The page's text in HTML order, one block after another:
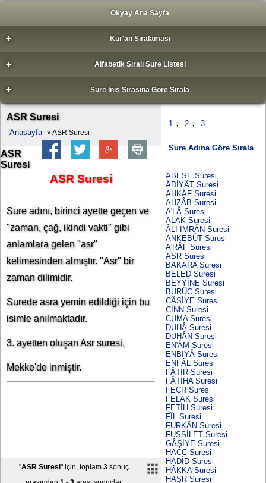
Okyay Ana Sayfa
+ Kur'an Sıralaması
+ Alfabetik Sıralı Sure Listesi
+ Sure İniş Sırasına Göre Sırala
ASR Suresi
Anasayfa » ASR Suresi
ASR
Suresi
ASR Suresi
Sure adını, birinci ayette geçen ve
"zaman, çağ, ikindi vakti" gibi
anlamlara gelen "asr"
kelimesinden almıştır. "Asr" bir
zaman dilimidir.
Surede asra yemin edildiği için bu
isimle anılmaktadır.
3. ayetten oluşan Asr suresi,
Mekke'de inmiştir.
"ASR Suresi" için, toplam 3sonuç
1 , 2 , 3
Sure Adına Göre Sırala
ABESE Suresi
ÂDİYÂT Suresi
AHKÂF Suresi
AHZÂB Suresi
A'LÂ Suresi
ALAK Suresi
ÂLİ İMRÂN Suresi
ANKEBÛT Suresi
A'RÂF Suresi
ASR Suresi
BAKARA Suresi
BELED Suresi
BEYYİNE Suresi
BURÛC Suresi
CÂSİYE Suresi
CİNN Suresi
CUMA Suresi
DUHÂ Suresi
DUHÂN Suresi
EN'ÂM Suresi
ENBİYÂ Suresi
ENFÂL Suresi
FÂTIR Suresi
FÂTİHA Suresi
FECR Suresi
FELAK Suresi
FETİH Suresi
FÎL Suresi
FURKÂN Suresi
FUSSİLET Suresi
GÂŞİYE Suresi
HACC Suresi
HADÎD Suresi
HÂKKA Suresi
HAŞR Suresi